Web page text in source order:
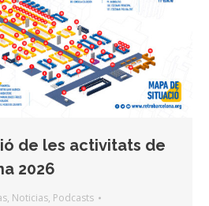
de les activitats de
2026
, Noticias, Podcasts